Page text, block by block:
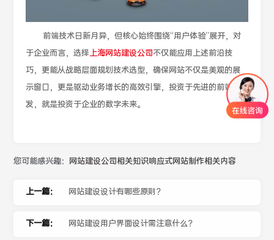
前端技术日新月异，但核心始终围绕“用户体验”展开，对
于企业而言，选择上海网站建设公司不仅能应用上述前沿技
巧，更能从战略层面规划技术选型，确保网站不仅是美观的展
示窗口，更是驱动业务增长的高效引擎，投资于先进的前端开
发，就是投资于企业的数字未来。
您可能感兴趣： 网站建设公司相关知识响应式网站制作相关内容
上一篇： 网站建设设计有哪些原则？
下一篇： 网站建设用户界面设计需注意什么？